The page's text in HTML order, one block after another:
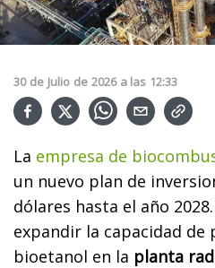
30 de Julio de 2026 a las 12:33
La empresa de
un nuevo plan de
dólares hasta el año
expandir la capacidad de
bioetanol en la planta